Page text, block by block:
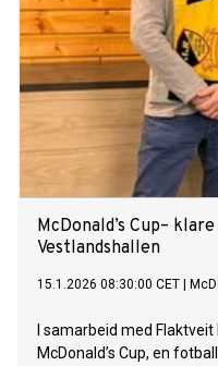
McDonald’s Cup–
Vestlandshallen
15.1.2026 08:30:00 CET
I samarbeid med
McDonald’s Cup, en